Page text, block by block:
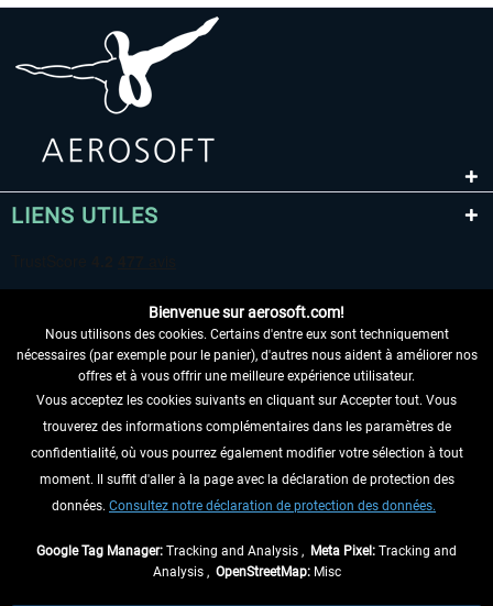
LIENS UTILES
RENONCER AU CONTRAT ICI
INFORMATIONS
NE MANQUEZ PAS LES DERNIÈRES
Bienvenue sur aerosoft.com!
Nous utilisons des cookies. Certains d'entre eux sont techniquement
nécessaires (par exemple pour le panier), d'autres nous aident à améliorer nos
offres et à vous offrir une meilleure expérience utilisateur.
Vous acceptez les cookies suivants en cliquant sur Accepter tout. Vous
trouverez des informations complémentaires dans les paramètres de
confidentialité, où vous pourrez également modifier votre sélection à tout
moment. Il suffit d'aller à la page avec la déclaration de protection des
données. Consultez notre déclaration de protection des données.
Google Tag Manager: Tracking and Analysis , Meta Pixel: Tracking and
Analysis , OpenStreetMap:Misc